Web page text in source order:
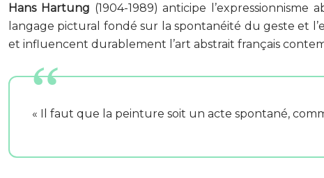
Hans Hartung (1904-1989) anticipe
langage pictural fondé sur la spontanéité du geste et
et influencent durablement l’art abstrait français
« Il faut que la peinture soit un acte spontané,